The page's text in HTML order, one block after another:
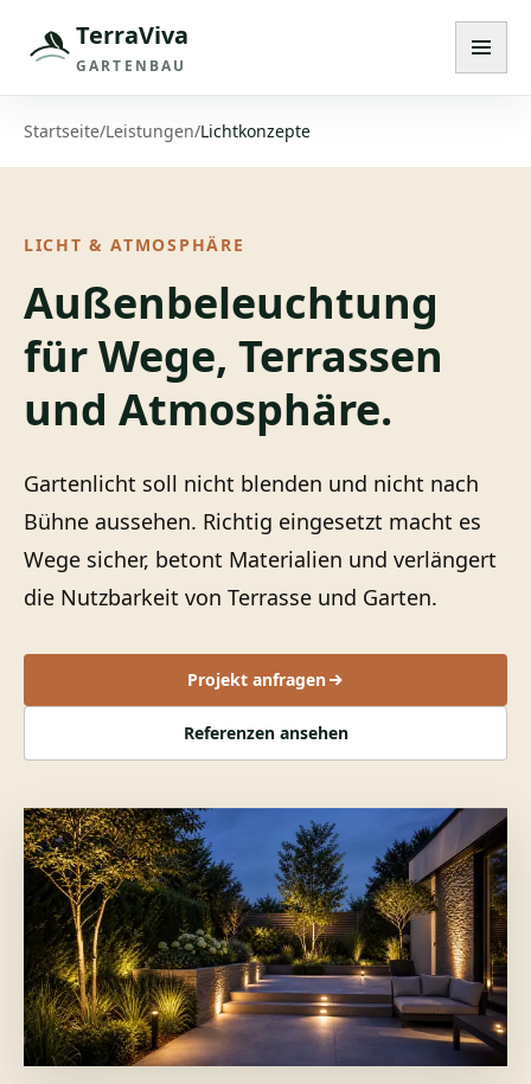
TerraViva
GARTENBAU
Startseite/Leistungen/Lichtkonzepte
LICHT & ATMOSPHÄRE
Außenbeleuchtung
für Wege, Terrassen
und Atmosphäre.
Gartenlicht soll nicht blenden und nicht nach
Bühne aussehen. Richtig eingesetzt macht es
Wege sicher, betont Materialien und verlängert
die Nutzbarkeit von Terrasse und Garten.
Projekt anfragen
Referenzen ansehen